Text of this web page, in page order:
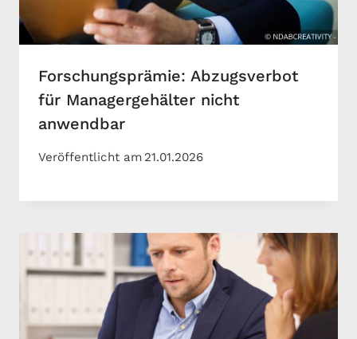
Forschungsprämie: Abzugsverbot
für Managergehälter nicht
anwendbar
Veröffentlicht am 21.01.2026